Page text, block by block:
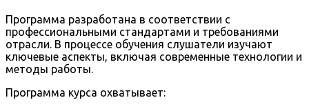
Программа разработана в соответствии с
профессиональными стандартами и требованиями
отрасли. В процессе обучения слушатели изучают
ключевые аспекты, включая современные технологии и
методы работы.
Программа курса охватывает: